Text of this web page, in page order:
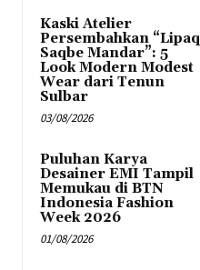
Kaski Atelier
Persembahkan “Lipaq
Saqbe Mandar”: 5
Look Modern Modest
Wear dari Tenun
Sulbar
03/08/2026
Puluhan Karya
Desainer EMI Tampil
Memukau di BTN
Indonesia Fashion
Week 2026
01/08/2026